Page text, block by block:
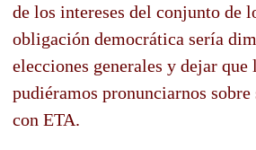
de los intereses del conjunto de
obligación democrática sería
elecciones generales y dejar que
pudiéramos pronunciarnos sobre
con ETA.